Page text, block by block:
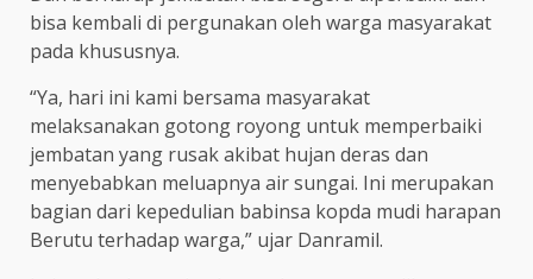
bisa kembali di pergunakan oleh warga masyarakat
pada khususnya.
“Ya, hari ini kami bersama masyarakat
melaksanakan gotong royong untuk memperbaiki
jembatan yang rusak akibat hujan deras dan
menyebabkan meluapnya air sungai. Ini merupakan
bagian dari kepedulian babinsa kopda mudi harapan
Berutu terhadap warga,” ujar Danramil.